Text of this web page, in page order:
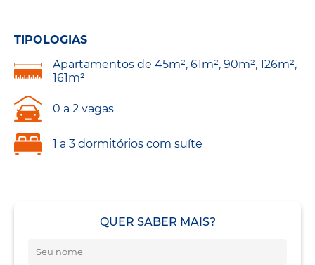
TIPOLOGIAS
Apartamentos de 45m², 61m², 90m², 126m²,
161m²
0 a 2 vagas
1 a 3 dormitórios com suíte
QUER SABER MAIS?